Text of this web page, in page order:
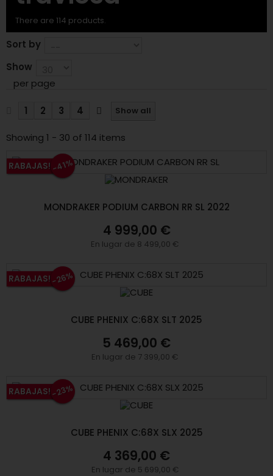
Noir/Or (2)
Bronze(1)
Teamline (4)
Carbone Rouge(1)
There are 114 products.
Sort by
Show
per page
Show all
1 2 3 4
Showing 1 - 30 of 114 items
RABAJAS! -41%
MONDRAKER PODIUM CARBON RR SL 2022
4 999,00 €
En lugar de 8 499,00 €
RABAJAS!-26%
CUBE PHENIX C:68X SLT 2025
5 469,00 €
En lugar de 7 399,00 €
RABAJAS!-23%
CUBE PHENIX C:68X SLX 2025
4 369,00 €
En lugar de 5 699,00 €